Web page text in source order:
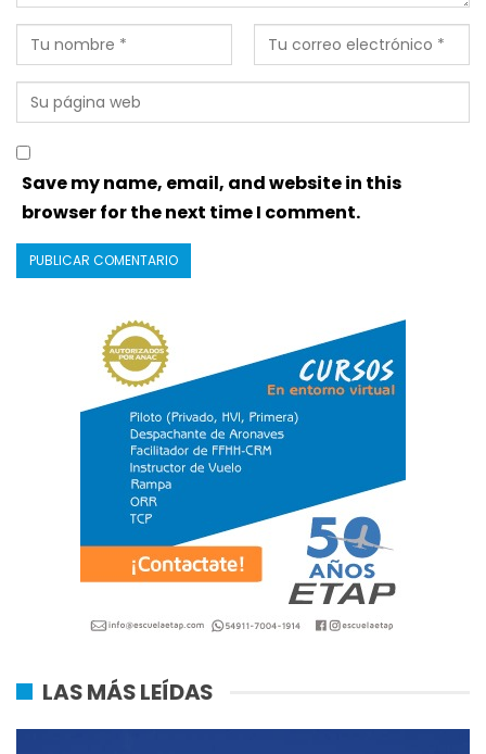
Save my name, email, and website in this
browser for the next time I comment.
LAS MÁS LEÍDAS